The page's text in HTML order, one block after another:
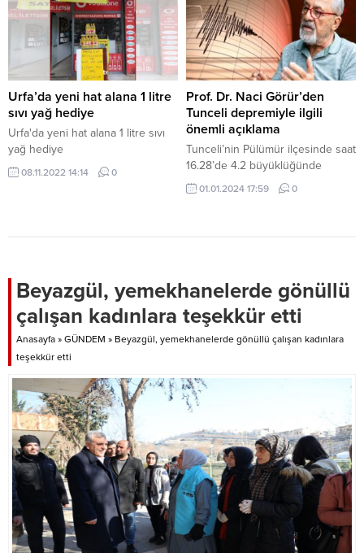
nitelendirilen deprem felaketinin
1. Yıldönümünde bir dizi
ziyaretlerde bulunmak için
Şanlıurfa’ya geldi. Bakan
Bayraktar, Şanlıurfa Valisi Hasan
Şıldak’ı ziyaret ederek hatıra
defterini imzaladı ve daha sonra
Valilik...
Toplantı Salonunda, Vali Abdullah
Erin’in katılımıyla gerçekleştirilin
etkinlikte, Şanlıurfa İli Kültür Eğitim
Sanat ve Araştırma Vakfınca
(ŞURKAV) hazırlanan mobil
uygulama hizmete sunuldu. Dijital
marketlerde “Kültür Bilgi
Yarışması” adıyla indirilebilen
mobil uygulama ile
başta Şanlıurfalılar olmak üzere
ülkedeki herkesin
eğlenerek Şanlıurfa’nın...
Urfa’da yeni hat alana 1 litre
sıvı yağ hediye
Urfa'da yeni hat alana 1 litre sıvı
yağ hediye
08.11.2022 14:14 0
Prof. Dr. Naci Görür’den
Tunceli depremiyle ilgili
önemli açıklama
Tunceli’nin Pülümür ilçesinde saat
16.28’de 4.2 büyüklüğünde
deprem meydana geldi. Deprem,
üssü Pülümür’ün Süleymanuşağı
köyü. Deprem, 8.7 kilometre
derinlikte gerçekleşti. Depremde
ilk belirlemelere göre herhangi
bir can kaybı veya...
01.01.2024 17:59 0
Beyazgül, yemekhanelerde gönüllü
çalışan kadınlara teşekkür etti
Anasayfa » GÜNDEM » Beyazgül, yemekhanelerde gönüllü çalışan kadınlara
teşekkür etti